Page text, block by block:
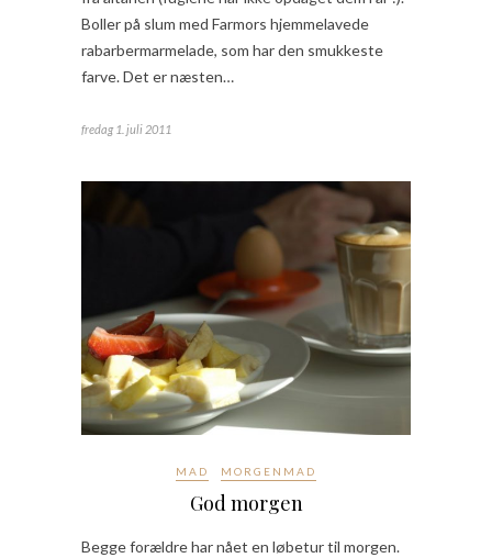
Boller på slum med Farmors hjemmelavede
rabarbermarmelade, som har den smukkeste
farve. Det er næsten…
fredag 1. juli 2011
MAD MORGENMAD
God morgen
Begge forældre har nået en løbetur til morgen.